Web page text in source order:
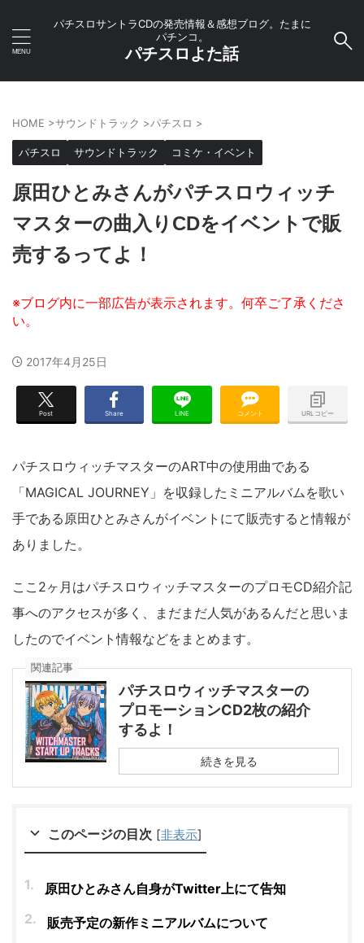
パチスロサントラCDの発売情報＆感想ブログ。たまに
パチンコ。
パチスロよた話
HOME >サウンドトラック >パチスロ >
パチスロ サウンドトラック コミケ・イベント
原田ひとみさんがパチスロウィッチ
マスターの曲入りCDをイベントで販
売するってよ！
2017年4月25日
Post Share LINE コメント URLコピー
パチスロウィッチマスターのART中の使用曲である
「MAGICAL JOURNEY」を収録したミニアルバムを歌い
手である原田ひとみさんがイベントにて販売すると情報が
ありました。
ここ2ヶ月はパチスロウィッチマスターのプロモCD紹介記
事へのアクセスが多く、まだまだ人気があるんだと思いま
したのでイベント情報などをまとめます。
関連記事
パチスロウィッチマスターの
プロモーションCD2枚の紹介
するよ！
続きを見る
このページの目次 [非表示]
原田ひとみさん自身がTwitter上にて告知
販売予定の新作ミニアルバムについて